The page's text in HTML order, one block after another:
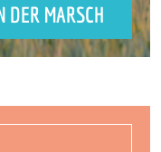
DER MARSCH